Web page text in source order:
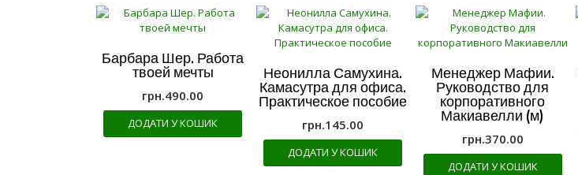
Барбара Шер. Работа
твоей мечты
грн.490.00
ДОДАТИ У КОШИК
Неонилла Самухина.
Камасутра для офиса.
Практическое пособие
грн.145.00
ДОДАТИ У КОШИК
Менеджер Мафии.
Руководство для
корпоративного
Макиавелли (м)
грн.370.00
ДОДАТИ У КОШИК